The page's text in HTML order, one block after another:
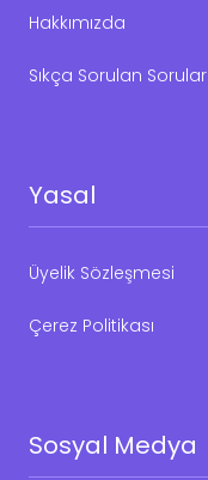
Hakkımızda
Sıkça Sorulan Sorular
Yasal
Üyelik Sözleşmesi
Çerez Politikası
Sosyal Medya